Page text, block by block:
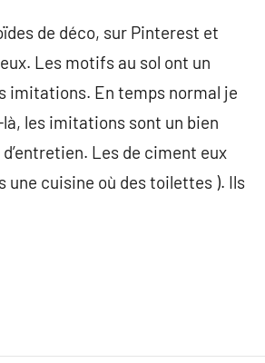
de déco, sur Pinterest et
Les motifs au sol ont un
imitations. En temps normal je
les imitations sont un bien
Les de ciment eux
une cuisine où des toilettes ). Ils